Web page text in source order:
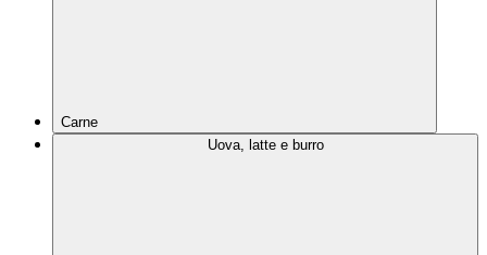
Carne
Uova, latte e burro